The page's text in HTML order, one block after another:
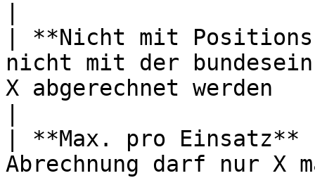
| **Nicht mit
nicht mit der
X abgerechnet werden
| **Max. pro
Abrechnung darf nur X